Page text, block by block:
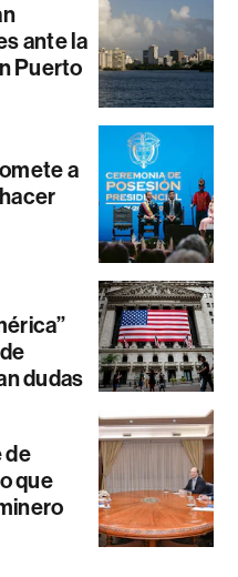
ante la
Puerto
a
dudas
de
que